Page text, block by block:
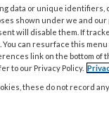
3
data or unique identifiers,
shown under we and
will disable them. If
You can resurface this
link on the bottom of
to our Privacy Policy.
these do not record